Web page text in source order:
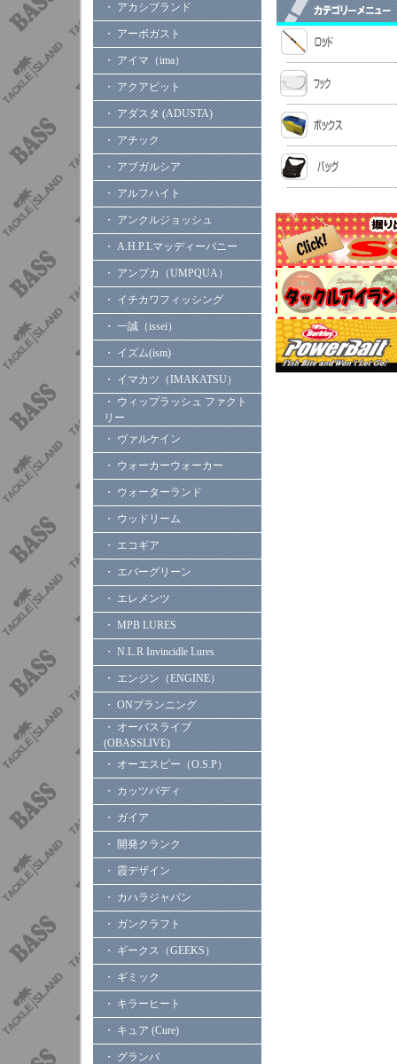
・ アカシブランド
・ アーボガスト
・ アイマ（ima）
・ アクアビット
・ アダスタ (ADUSTA)
・ アチック
・ アブガルシア
・ アルフハイト
・ アンクルジョッシュ
・ A.H.P.Lマッディーバニー
・ アンプカ（UMPQUA）
・ イチカワフィッシング
・ 一誠（issei）
・ イズム(ism)
・ イマカツ（IMAKATSU）
・ ウィップラッシュ ファクト
リー
・ ヴァルケイン
・ ウォーカーウォーカー
・ ウォーターランド
・ ウッドリーム
・ エコギア
・ エバーグリーン
・ エレメンツ
・ MPB LURES
・ N.L.R Invincidle Lures
・ エンジン（ENGINE）
・ ONプランニング
・ オーバスライブ
(OBASSLIVE)
・ オーエスピー（O.S.P）
・ カッツバディ
・ ガイア
・ 開発クランク
・ 霞デザイン
・ カハラジャパン
・ ガンクラフト
・ ギークス（GEEKS）
・ ギミック
・ キラーヒート
・ キュア (Cure)
・ グランパ